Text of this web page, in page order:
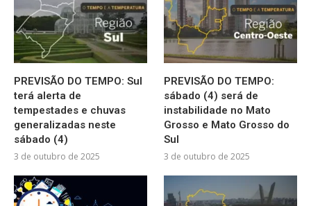
PREVISÃO DO TEMPO: Sul
terá alerta de
tempestades e chuvas
generalizadas neste
sábado (4)
3 de outubro de 2025
PREVISÃO DO TEMPO:
sábado (4) será de
instabilidade no Mato
Grosso e Mato Grosso do
Sul
3 de outubro de 2025